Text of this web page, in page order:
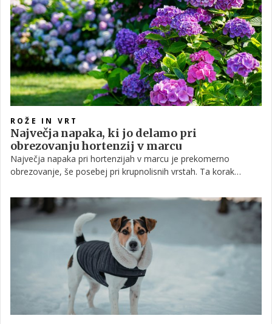
ROŽE IN VRT
Največja napaka, ki jo delamo pri
obrezovanju hortenzij v marcu
Največja napaka pri hortenzijah v marcu je prekomerno
obrezovanje, še posebej pri krupnolisnih vrstah. Ta korak
poganjkih. Namesto tega se osredotočite na odstranjevanje
suhih cvetov in poškodovanih vej nad zdravimi popki.